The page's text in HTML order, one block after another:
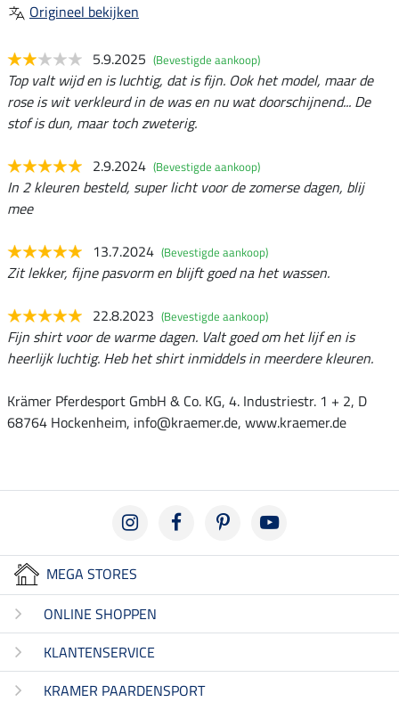
Origineel bekijken
5.9.2025 (Bevestigde aankoop)
Top valt wijd en is luchtig, dat is fijn. Ook het model, maar de
rose is wit verkleurd in de was en nu wat doorschijnend... De
stof is dun, maar toch zweterig.
2.9.2024 (Bevestigde aankoop)
In 2 kleuren besteld, super licht voor de zomerse dagen, blij
mee
13.7.2024 (Bevestigde aankoop)
Zit lekker, fijne pasvorm en blijft goed na het wassen.
22.8.2023 (Bevestigde aankoop)
Fijn shirt voor de warme dagen. Valt goed om het lijf en is
heerlijk luchtig. Heb het shirt inmiddels in meerdere kleuren.
Krämer Pferdesport GmbH & Co. KG, 4. Industriestr. 1 + 2, D
68764 Hockenheim, info@kraemer.de, www.kraemer.de
MEGA STORES
ONLINE SHOPPEN
KLANTENSERVICE
KRAMER PAARDENSPORT